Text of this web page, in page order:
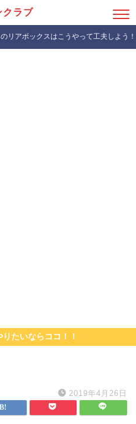
クラブ
リアボックスはこうやって工夫しよう
たいならココ！！
2019年4月26日